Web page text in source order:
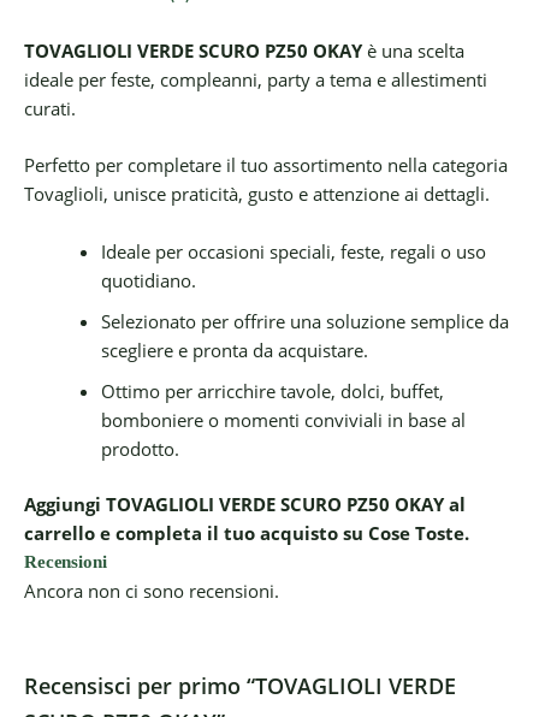
TOVAGLIOLI VERDE SCURO PZ50 OKAYè una scelta
ideale per feste, compleanni, party a tema e allestimenti
curati.
Perfetto per completare il tuo assortimento nella categoria
Tovaglioli, unisce praticità, gusto e attenzione ai dettagli.
Ideale per occasioni speciali, feste, regali o uso
quotidiano.
Selezionato per offrire una soluzione semplice da
scegliere e pronta da acquistare.
Ottimo per arricchire tavole, dolci, buffet,
bomboniere o momenti conviviali in base al
prodotto.
Aggiungi TOVAGLIOLI VERDE SCURO PZ50 OKAY al
carrello e completa il tuo acquisto su Cose Toste.
Recensioni
Ancora non ci sono recensioni.
Recensisci per primo “TOVAGLIOLI VERDE